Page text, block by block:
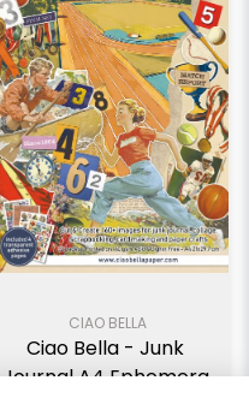
CIAO BELLA
Ciao Bella - Junk
Journal A4 Ephemera